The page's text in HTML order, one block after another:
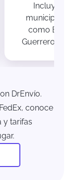
Incluye la
municipal y
como
Guerrero y
DrEnvío.
conoce
y tarifas